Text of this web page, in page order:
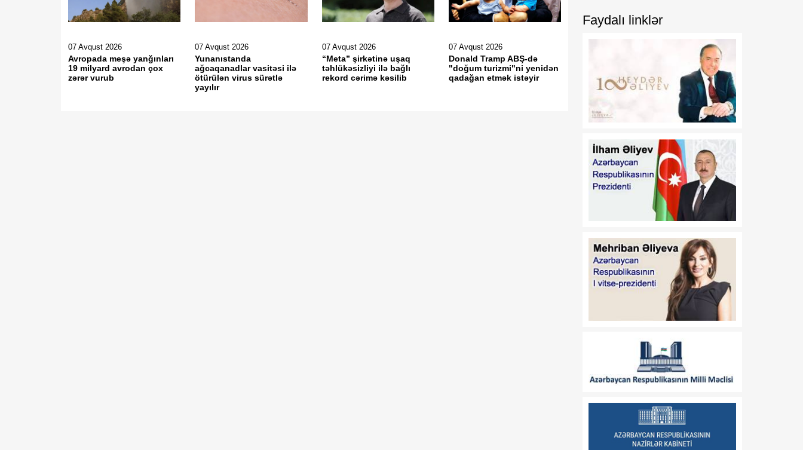
07 Avqust 2026
Avropada meşə yanğınları
19 milyard avrodan çox
zərər vurub
07 Avqust 2026
Yunanıstanda
ağcaqanadlar vasitəsi ilə
ötürülən virus sürətlə
yayılır
07 Avqust 2026
“Meta” şirkətinə uşaq
təhlükəsizliyi ilə bağlı
rekord cərimə kəsilib
07 Avqust 2026
Donald Tramp ABŞ-də
"doğum turizmi"ni yenidən
qadağan etmək istəyir
dəyişiklik edilməsi barədə
Respublikasının
qanunlarında dəyişiklik
edilməsi barədə"
Azərbaycan
14 iyul tarixli 449-VIIQD
nömrəli Qanununun tətbiqi
və bununla əlaqədar bəzi
məsələlərin tənzimlənməsi
01:09
08 Avqust
İnvestisiya Forumunun
Təşkilat Komitəsinin
yaradılması haqqında
08 Avqust
Respublikasının Elm və
Təhsil və Elm Nazirliyi
arasında illik təhsil
kvotalarının qarşılıqlı
ayrılması haqqında
01:04
08 Avqust
BİLDİRİŞ 00:57
Faydalı linklər